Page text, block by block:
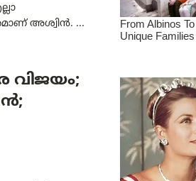
അശ്വിൻ. ...
വിജയം;